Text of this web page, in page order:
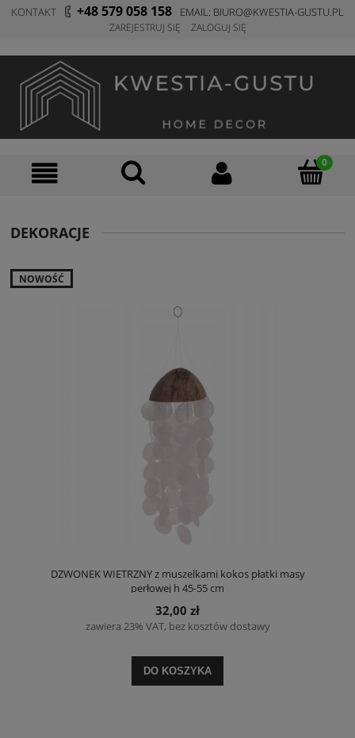
KONTAKT +48 579 058 158 EMAIL: BIURO@KWESTIA-GUSTU.PL
ZAREJESTRUJ SIĘ ZALOGUJ SIĘ
DEKORACJE
DZWONEK WIETRZNY z muszelkami kokos płatki masy
perłowej h 45-55 cm
32,00 zł
zawiera 23% VAT, bez kosztów dostawy
DO KOSZYKA
NOWOŚĆ